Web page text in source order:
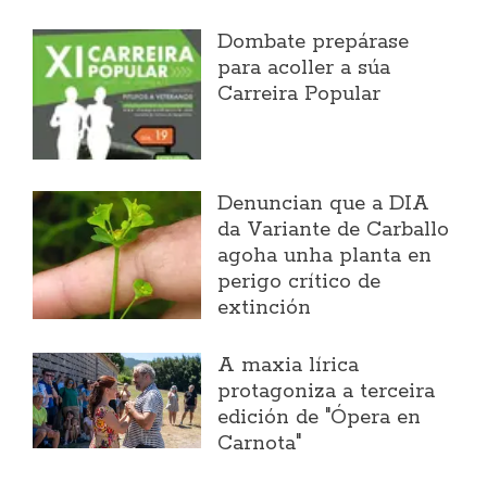
Dombate prepárase
para acoller a súa
Carreira Popular
Denuncian que a DIA
da Variante de Carballo
agoha unha planta en
perigo crítico de
extinción
A maxia lírica
protagoniza a terceira
edición de "Ópera en
Carnota"